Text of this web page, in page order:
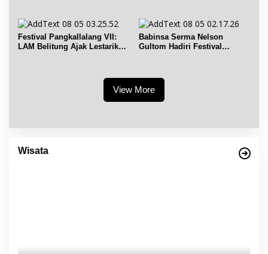
Festival Pangkallalang VII:
LAM Belitung Ajak Lestarikan
Babinsa Serma Nelson
Gultom Hadiri Festival
View More
Wisata
Sebut Desa Buluh Tumbang Sebagai etalase